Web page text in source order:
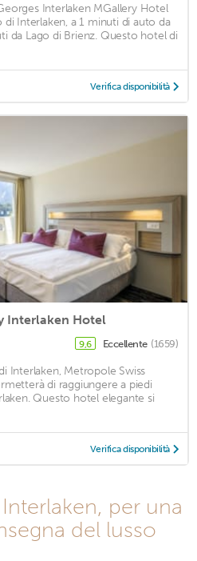
Interlaken MGallery Hotel
Interlaken, a 1 minuti di auto da
da Lago di Brienz. Questo hotel di
Verifica disponibilità
Interlaken Hotel
9,6 Eccellente (1659)
Interlaken, Metropole Swiss
di raggiungere a piedi
Questo hotel elegante si
Verifica disponibilità
per una
del lusso